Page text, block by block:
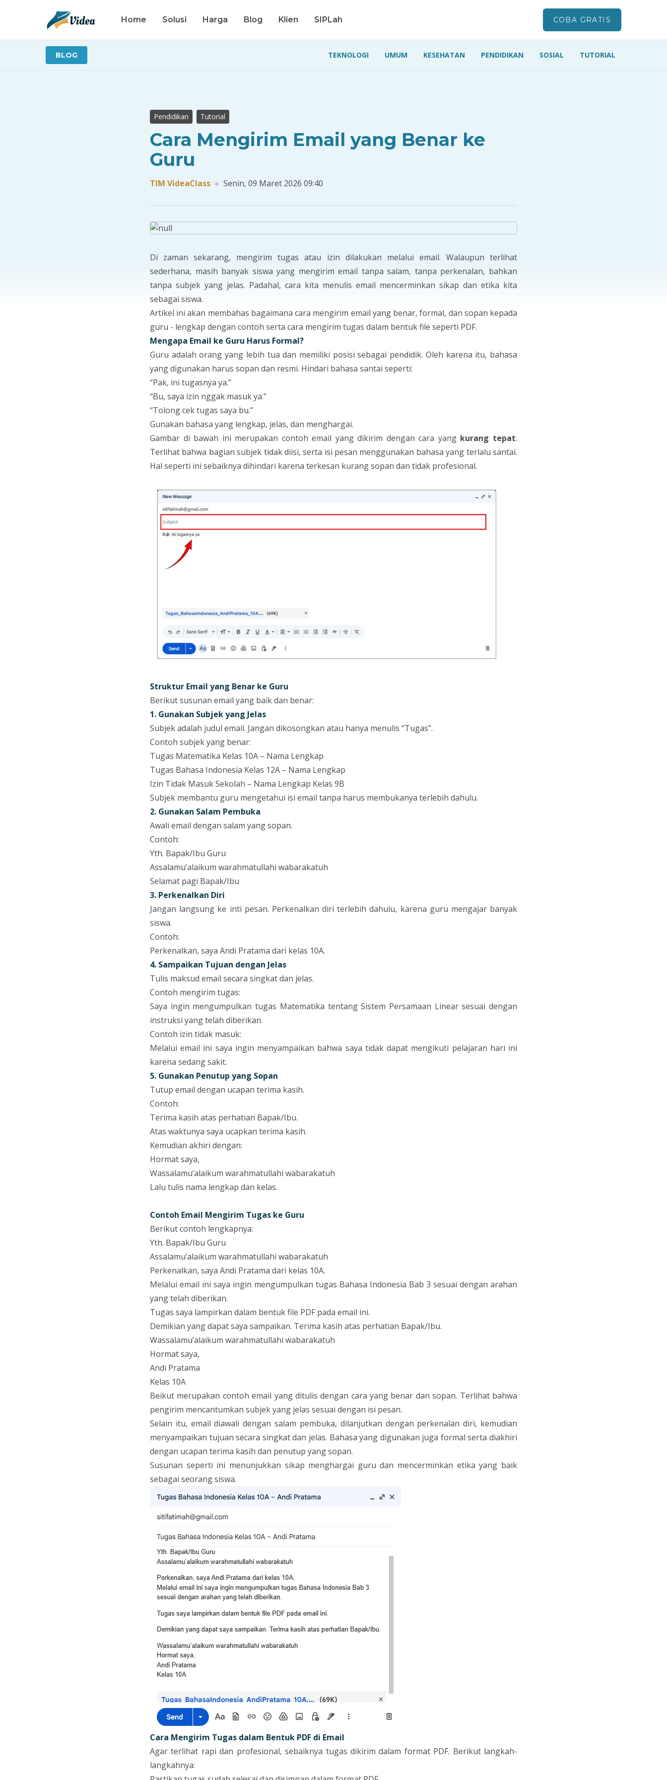
Home Solusi Harga Blog Klien SIPLah COBA GRATIS
BLOG TEKNOLOGI UMUM KESEHATAN PENDIDIKAN SOSIAL TUTORIAL
Pendidikan Tutorial
Cara Mengirim Email yang Benar ke
Guru
TIM VideaClass ● Senin, 09 Maret 2026 09:40
Di zaman sekarang, mengirim tugas atau izin dilakukan melalui email. Walaupun terlihat
sederhana, masih banyak siswa yang mengirim email tanpa salam, tanpa perkenalan, bahkan
tanpa subjek yang jelas. Padahal, cara kita menulis email mencerminkan sikap dan etika kita
sebagai siswa.
Artikel ini akan membahas bagaimana cara mengirim email yang benar, formal, dan sopan kepada
guru - lengkap dengan contoh serta cara mengirim tugas dalam bentuk file seperti PDF.
Mengapa Email ke Guru Harus Formal?
Guru adalah orang yang lebih tua dan memiliki posisi sebagai pendidik. Oleh karena itu, bahasa
yang digunakan harus sopan dan resmi. Hindari bahasa santai seperti:
“Pak, ini tugasnya ya.”
“Bu, saya izin nggak masuk ya.”
“Tolong cek tugas saya bu.”
Gunakan bahasa yang lengkap, jelas, dan menghargai.
Gambar di bawah ini merupakan contoh email yang dikirim dengan cara yang kurang tepat.
Terlihat bahwa bagian subjek tidak diisi, serta isi pesan menggunakan bahasa yang terlalu santai.
Hal seperti ini sebaiknya dihindari karena terkesan kurang sopan dan tidak profesional.
Struktur Email yang Benar ke Guru
Berikut susunan email yang baik dan benar:
1. Gunakan Subjek yang Jelas
Subjek adalah judul email. Jangan dikosongkan atau hanya menulis “Tugas”.
Contoh subjek yang benar:
Tugas Matematika Kelas 10A – Nama Lengkap
Tugas Bahasa Indonesia Kelas 12A – Nama Lengkap
Izin Tidak Masuk Sekolah – Nama Lengkap Kelas 9B
Subjek membantu guru mengetahui isi email tanpa harus membukanya terlebih dahulu.
2. Gunakan Salam Pembuka
Awali email dengan salam yang sopan.
Contoh:
Yth. Bapak/Ibu Guru
Assalamu’alaikum warahmatullahi wabarakatuh
Selamat pagi Bapak/Ibu
3. Perkenalkan Diri
Jangan langsung ke inti pesan. Perkenalkan diri terlebih dahulu, karena guru mengajar banyak
siswa.
Contoh:
Perkenalkan, saya Andi Pratama dari kelas 10A.
4. Sampaikan Tujuan dengan Jelas
Tulis maksud email secara singkat dan jelas.
Contoh mengirim tugas:
Saya ingin mengumpulkan tugas Matematika tentang Sistem Persamaan Linear sesuai dengan
instruksi yang telah diberikan.
Contoh izin tidak masuk:
Melalui email ini saya ingin menyampaikan bahwa saya tidak dapat mengikuti pelajaran hari ini
karena sedang sakit.
5. Gunakan Penutup yang Sopan
Tutup email dengan ucapan terima kasih.
Contoh:
Terima kasih atas perhatian Bapak/Ibu.
Atas waktunya saya ucapkan terima kasih.
Kemudian akhiri dengan:
Hormat saya,
Wassalamu’alaikum warahmatullahi wabarakatuh
Lalu tulis nama lengkap dan kelas.
Contoh Email Mengirim Tugas ke Guru
Berikut contoh lengkapnya:
Yth. Bapak/Ibu Guru
Assalamu’alaikum warahmatullahi wabarakatuh
Perkenalkan, saya Andi Pratama dari kelas 10A.
Melalui email ini saya ingin mengumpulkan tugas Bahasa Indonesia Bab 3 sesuai dengan arahan
yang telah diberikan.
Tugas saya lampirkan dalam bentuk file PDF pada email ini.
Demikian yang dapat saya sampaikan. Terima kasih atas perhatian Bapak/Ibu.
Wassalamu’alaikum warahmatullahi wabarakatuh
Hormat saya,
Andi Pratama
Kelas 10A
Beikut merupakan contoh email yang ditulis dengan cara yang benar dan sopan. Terlihat bahwa
pengirim mencantumkan subjek yang jelas sesuai dengan isi pesan.
Selain itu, email diawali dengan salam pembuka, dilanjutkan dengan perkenalan diri, kemudian
menyampaikan tujuan secara singkat dan jelas. Bahasa yang digunakan juga formal serta diakhiri
dengan ucapan terima kasih dan penutup yang sopan.
Susunan seperti ini menunjukkan sikap menghargai guru dan mencerminkan etika yang baik
sebagai seorang siswa.
Cara Mengirim Tugas dalam Bentuk PDF di Email
Agar terlihat rapi dan profesional, sebaiknya tugas dikirim dalam format PDF. Berikut langkah-
langkahnya: